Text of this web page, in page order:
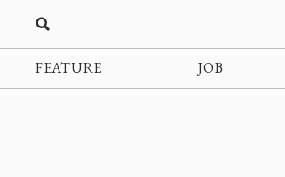
FEATURE JOB